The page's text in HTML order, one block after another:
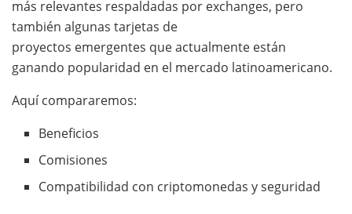
más relevantes respaldadas por exchanges, pero
también algunas tarjetas de
proyectos emergentes que actualmente están
ganando popularidad en el mercado latinoamericano.
Aquí compararemos:
Beneficios
Comisiones
Compatibilidad con criptomonedas y seguridad